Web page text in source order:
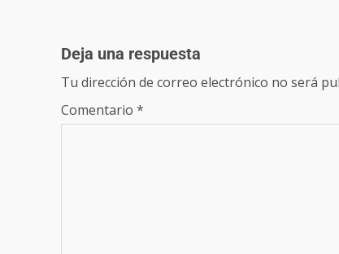
Deja una respuesta
Tu dirección de correo electrónico no será
Comentario *